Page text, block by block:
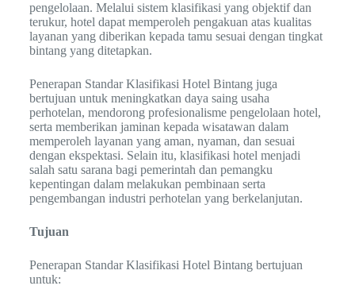
pengelolaan. Melalui sistem klasifikasi yang objektif dan
terukur, hotel dapat memperoleh pengakuan atas kualitas
layanan yang diberikan kepada tamu sesuai dengan tingkat
bintang yang ditetapkan.
Penerapan Standar Klasifikasi Hotel Bintang juga
bertujuan untuk meningkatkan daya saing usaha
perhotelan, mendorong profesionalisme pengelolaan hotel,
serta memberikan jaminan kepada wisatawan dalam
memperoleh layanan yang aman, nyaman, dan sesuai
dengan ekspektasi. Selain itu, klasifikasi hotel menjadi
salah satu sarana bagi pemerintah dan pemangku
kepentingan dalam melakukan pembinaan serta
pengembangan industri perhotelan yang berkelanjutan.
Tujuan
Penerapan Standar Klasifikasi Hotel Bintang bertujuan
untuk: